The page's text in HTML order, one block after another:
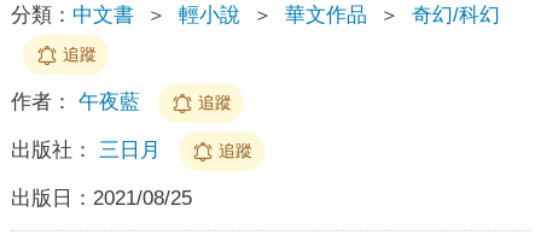
分類： 中文書 ＞ 輕小說 ＞ 華文作品 ＞ 奇幻/科幻
追蹤
作者： 午夜藍 追蹤
出版社： 三日月 追蹤
出版日： 2021/08/25